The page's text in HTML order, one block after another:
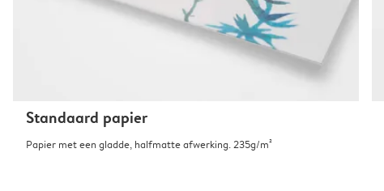
Standaard papier
Papier met een gladde, halfmatte afwerking. 235g/m²